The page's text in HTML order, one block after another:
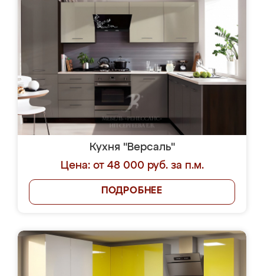
Кухня "Версаль"
Цена: от 48 000 руб. за п.м.
ПОДРОБНЕЕ